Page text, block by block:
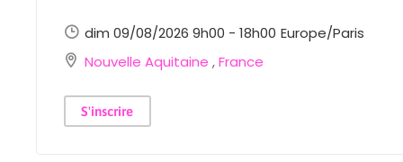
dim 09/08/2026 9h00 - 18h00 Europe/Paris
Nouvelle Aquitaine ,France
S'inscrire